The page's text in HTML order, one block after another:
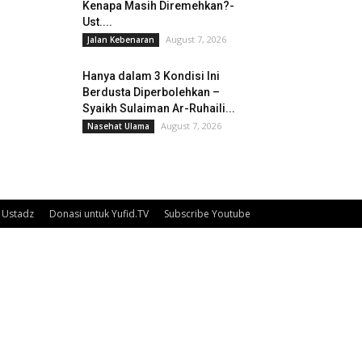
Kenapa Masih Diremehkan?-
Ust....
Jalan Kebenaran August 7, 2026
Hanya dalam 3 Kondisi Ini
Berdusta Diperbolehkan –
Syaikh Sulaiman Ar-Ruhaili...
Nasehat Ulama August 7, 2026
Ustadz Donasi untuk Yufid.TV Subscribe Youtube